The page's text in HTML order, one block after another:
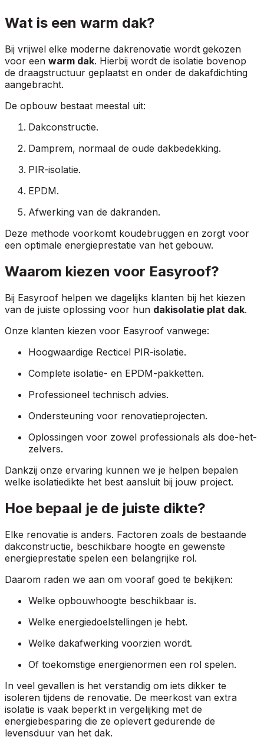
Wat is een warm dak?
Bij vrijwel elke moderne dakrenovatie wordt gekozen
voor een warm dak. Hierbij wordt de isolatie bovenop
de draagstructuur geplaatst en onder de dakafdichting
aangebracht.
De opbouw bestaat meestal uit:
Dakconstructie.
Damprem, normaal de oude dakbedekking.
PIR-isolatie.
EPDM.
Afwerking van de dakranden.
Deze methode voorkomt koudebruggen en zorgt voor
een optimale energieprestatie van het gebouw.
Waarom kiezen voor Easyroof?
Bij Easyroof helpen we dagelijks klanten bij het kiezen
van de juiste oplossing voor hun dakisolatie plat dak.
Onze klanten kiezen voor Easyroof vanwege:
Hoogwaardige Recticel PIR-isolatie.
Complete isolatie- en EPDM-pakketten.
Professioneel technisch advies.
Ondersteuning voor renovatieprojecten.
Oplossingen voor zowel professionals als doe-het-
zelvers.
Dankzij onze ervaring kunnen we je helpen bepalen
welke isolatiedikte het best aansluit bij jouw project.
Hoe bepaal je de juiste dikte?
Elke renovatie is anders. Factoren zoals de bestaande
dakconstructie, beschikbare hoogte en gewenste
energieprestatie spelen een belangrijke rol.
Daarom raden we aan om vooraf goed te bekijken:
Welke opbouwhoogte beschikbaar is.
Welke energiedoelstellingen je hebt.
Welke dakafwerking voorzien wordt.
Of toekomstige energienormen een rol spelen.
In veel gevallen is het verstandig om iets dikker te
isoleren tijdens de renovatie. De meerkost van extra
isolatie is vaak beperkt in vergelijking met de
energiebesparing die ze oplevert gedurende de
levensduur van het dak.